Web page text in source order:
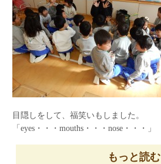
目隠しをして、福笑いもしました。
「eyes・・・mouths・・・nose・・・」
もっと読む